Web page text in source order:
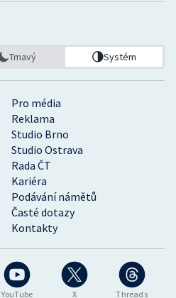
YouTube X Threads
Pro média
Reklama
Studio Brno
Studio Ostrava
Rada ČT
Kariéra
Podávání námětů
Časté dotazy
Kontakty
Tmavý Systém